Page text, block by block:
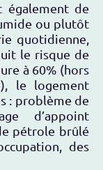
également de
ou plutôt
quotidienne,
le risque de
à 60% (hors
le logement
: problème de
d’appoint
pétrole brûlé
des